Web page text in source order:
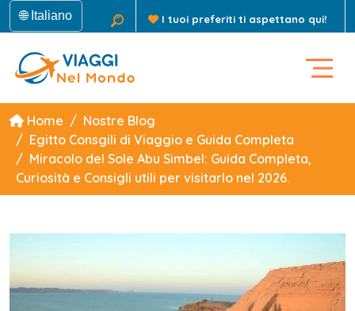
🌐 Italiano I tuoi preferiti ti aspettano qui!
Home
Nostre Blog
Egitto Consgili di Viaggio e Guida Completa
Miracolo del Sole Abu Simbel: Guida Completa,
Curiosità e Consigli utili per visitarlo nel 2026.